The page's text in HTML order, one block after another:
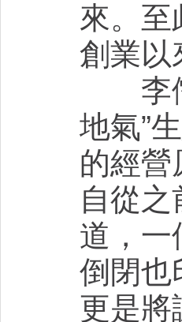
來。至
創業以
李儒
地氣”
的經營
自從
道，一
倒閉也
更是將